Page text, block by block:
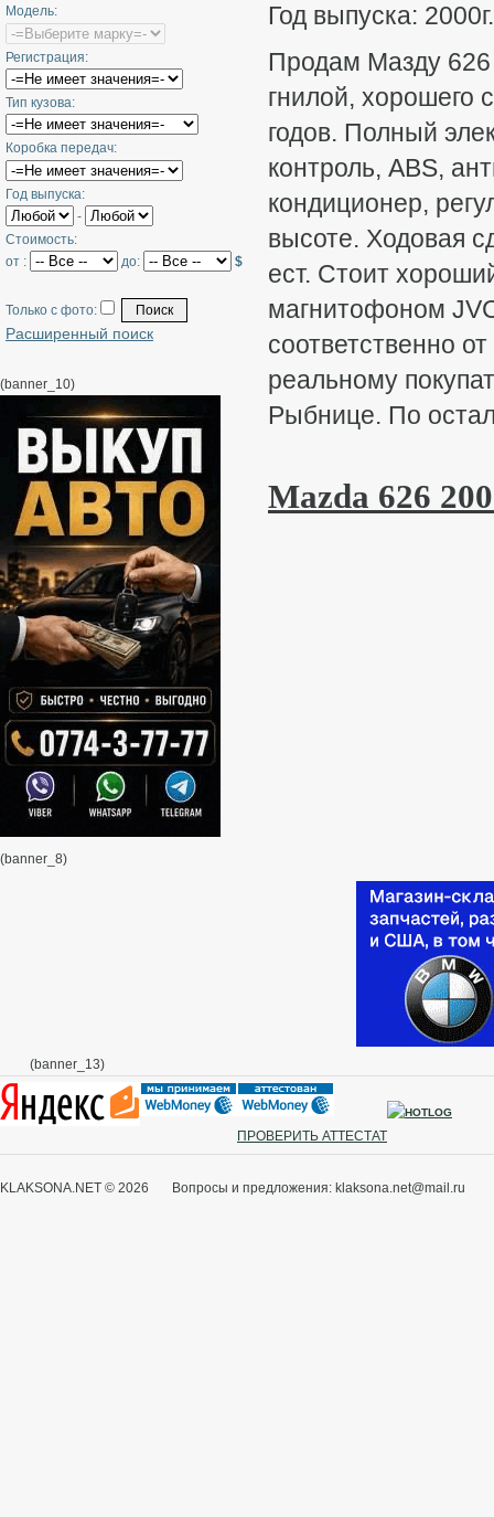
Модель:
Регистрация:
Тип кузова:
Коробка передач:
Год выпуска:
-
Стоимость:
от :
до: $
Только с фото:
Расширенный поиск
(banner_10)
(banner_8)
Год выпуска:
Продам Мазду 626
гнилой, хорошего
годов. Полный
контроль, ABS,
кондиционер,
высоте. Ходовая
ест. Стоит
магнитофоном
соответственно
реальному
Рыбнице. По
Mazda 626
(banner_13)
ПРОВЕРИТЬ АТТЕСТАТ
KLAKSONA.NET © 2026 Вопросы и предложения: klaksona.net@mail.ru